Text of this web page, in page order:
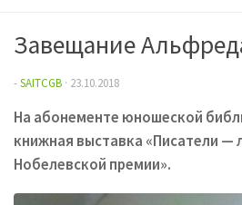
Завещание
-SAITCGB · 23.10.2018
На абонементе юношеской
книжная выставка «Писатели —
Нобелевской премии».